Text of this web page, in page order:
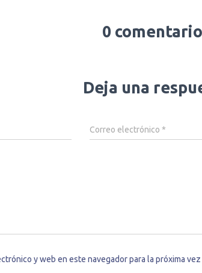
0
Deja una
Correo electrónico *
y web en este navegador para la próxima